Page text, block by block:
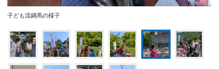
子ども流鏑馬の様子